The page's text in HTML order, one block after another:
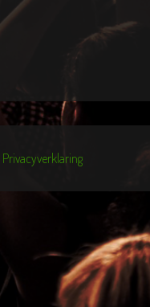
Privacyverklaring